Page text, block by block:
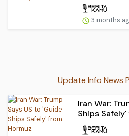
3 months
Update Info News
Iran War:
Ships Safely'